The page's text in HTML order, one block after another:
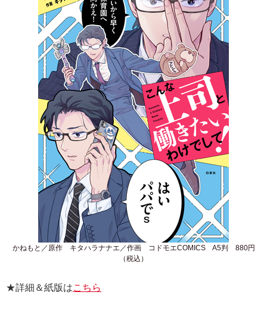
かねもと／原作 キタハラナナエ／作画 コドモエCOMICS A5判 880円
（税込）
★詳細＆紙版はこちら